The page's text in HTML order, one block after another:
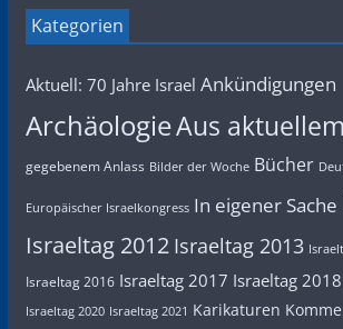
Kategorien
Aktuell: 70 Jahre Israel Ankündigungen
ArchäologieAus
gegebenem Anlass Bilder der Woche Bücher
Europäischer Israelkongress In eigener Sache
Israeltag 2012 Israeltag 2013
Israeltag 2016 Israeltag 2017 Israeltag 2018
Israeltag 2020 Israeltag 2021 Karikaturen